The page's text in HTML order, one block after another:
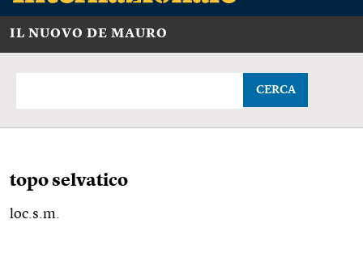
IL NUOVO DE MAURO
CERCA
topo selvatico
loc.s.m.